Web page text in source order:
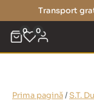
Transport
0 0
Prima pagină/S.T.